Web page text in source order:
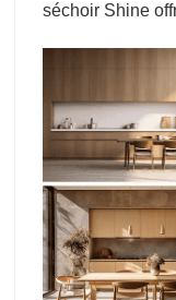
séchoir Shine